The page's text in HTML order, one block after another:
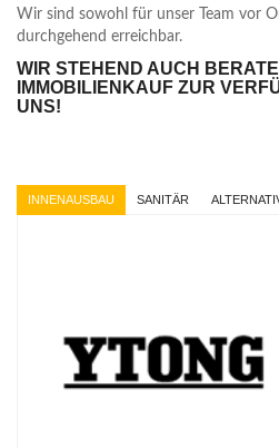
Wir sind sowohl für unser Team vor
durchgehend erreichbar.
WIR STEHEND AUCH
IMMOBILIENKAUF ZUR
UNS!
INNENAUSBAU SANITÄR